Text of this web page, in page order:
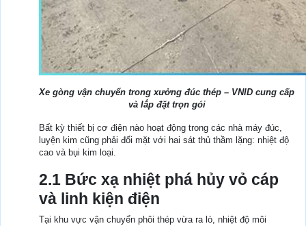
Xe gòng vận chuyển trong xưởng đúc thép – VNID cung cấp
và lắp đặt trọn gói
Bất kỳ thiết bị cơ điện nào hoạt động trong các nhà máy đúc,
luyện kim cũng phải đối mặt với hai sát thủ thầm lặng: nhiệt độ
cao và bụi kim loại.
2.1 Bức xạ nhiệt phá hủy vỏ cáp
và linh kiện điện
Tại khu vực vận chuyển phôi thép vừa ra lò, nhiệt độ môi